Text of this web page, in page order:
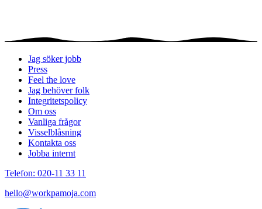
Jag söker jobb
Press
Feel the love
Jag behöver folk
Integritetspolicy
Om oss
Vanliga frågor
Visselblåsning
Kontakta oss
Jobba internt
Telefon: 020-11 33 11
hello@workpamoja.com